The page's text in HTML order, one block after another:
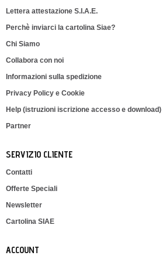
Lettera attestazione S.I.A.E.
Perchè inviarci la cartolina Siae?
Chi Siamo
Collabora con noi
Informazioni sulla spedizione
Privacy Policy e Cookie
Help (istruzioni iscrizione accesso e download)
Partner
SERVIZIO CLIENTE
Contatti
Offerte Speciali
Newsletter
Cartolina SIAE
ACCOUNT